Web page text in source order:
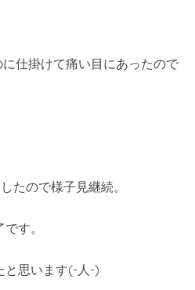
仕掛けて痛い目にあったので
たので様子見継続。
す。
と思います(-人-)